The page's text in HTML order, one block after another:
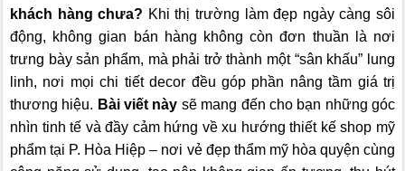
khách hàng chưa? Khi thị trường làm đẹp ngày càng sôi
động, không gian bán hàng không còn đơn thuần là nơi
trưng bày sản phẩm, mà phải trở thành một “sân khấu” lung
linh, nơi mọi chi tiết decor đều góp phần nâng tầm giá trị
thương hiệu. Bài viết này sẽ mang đến cho bạn những góc
nhìn tinh tế và đầy cảm hứng về xu hướng thiết kế shop mỹ
phẩm tại P. Hòa Hiệp – nơi vẻ đẹp thẩm mỹ hòa quyện cùng